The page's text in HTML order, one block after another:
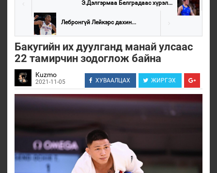
Э.Дэлгэрмаа Белградаас хүрэл...
Лебронгүй Лейкэрс дахин...
Бакугийн их дуулганд манай улсаас
22 тамирчин зодоглож байна
Kuzmo
2021-11-05 ХУВААЛЦАХ ЖИРГЭХ